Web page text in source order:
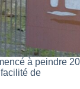
à peindre 20
de